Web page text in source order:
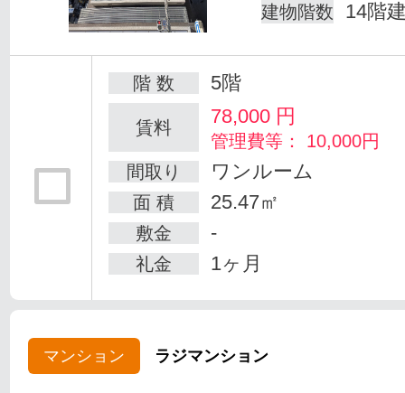
建物階数 14階
階 数 5階
賃料 78,000 円
管理費等： 10,000円
間取り
ワンルーム
面 積 25.47㎡
敷金 -
礼金 1ヶ月
マンション ラジマンション